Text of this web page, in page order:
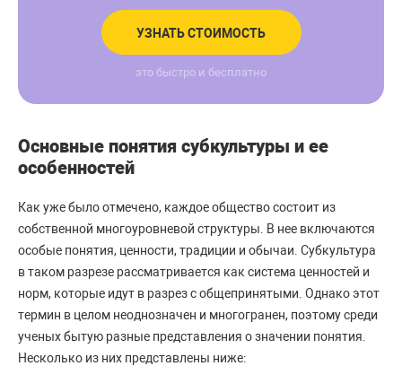
УЗНАТЬ СТОИМОСТЬ
это быстро и бесплатно
Основные понятия субкультуры и ее
особенностей
Как уже было отмечено, каждое общество состоит из
собственной многоуровневой структуры. В нее включаются
особые понятия, ценности, традиции и обычаи. Субкультура
в таком разрезе рассматривается как система ценностей и
норм, которые идут в разрез с общепринятыми. Однако этот
термин в целом неоднозначен и многогранен, поэтому среди
ученых бытую разные представления о значении понятия.
Несколько из них представлены ниже: